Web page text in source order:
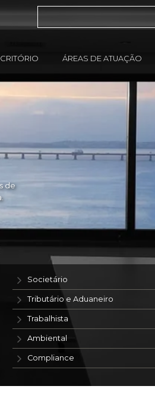
ÁREAS DE ATUAÇÃO
de
Societário
Tributário e Aduaneiro
Trabalhista
Ambiental
Compliance